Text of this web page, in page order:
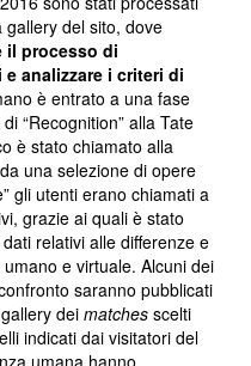
gallery del sito, dove
il processo di
analizzare i criteri di
è entrato a una fase
“Recognition” alla Tate
è stato chiamato alla
una selezione di opere
gli utenti erano chiamati a
grazie ai quali è stato
relativi alle differenze e
e virtuale. Alcuni dei
saranno pubblicati
dei matches scelti
indicati dai visitatori del